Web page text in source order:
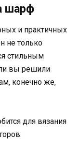
шарф
и практичных
не только
стильным
вы решили
конечно же,
для вязания